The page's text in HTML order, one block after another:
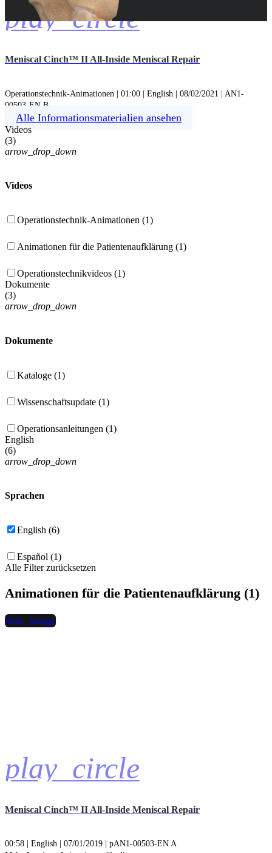
play_circle
Meniscal Cinch™ II All-Inside Meniscal Repair
Operationstechnik-Animationen | 01:00 | English | 08/02/2021 | AN1-
00503-EN B
Alle Informationsmaterialien ansehen
Videos
(3)
arrow_drop_down
Videos
Operationstechnik-Animationen (1)
Animationen für die Patientenaufklärung (1)
Operationstechnikvideos (1)
Dokumente
(3)
arrow_drop_down
Dokumente
Kataloge (1)
Wissenschaftsupdate (1)
Operationsanleitungen (1)
English
(6)
arrow_drop_down
Sprachen
English (6)
Español (1)
Alle Filter zurücksetzen
Animationen für die Patientenaufklärung (1)
play_circle
hide_image
Meniscal Cinch™ II All-Inside Meniscal Repair
00:58 | English | 07/01/2019 | pAN1-00503-EN A